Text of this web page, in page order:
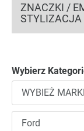
ZNACZKI /
STYLIZACJA
Wybierz